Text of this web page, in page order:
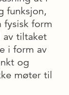
funksjon,
fysisk form
av tiltaket
i form av
og
møter til